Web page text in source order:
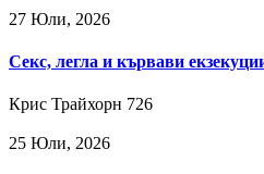
27 Юли, 2026
Секс, легла и кървави
Крис Трайхорн 726
25 Юли, 2026